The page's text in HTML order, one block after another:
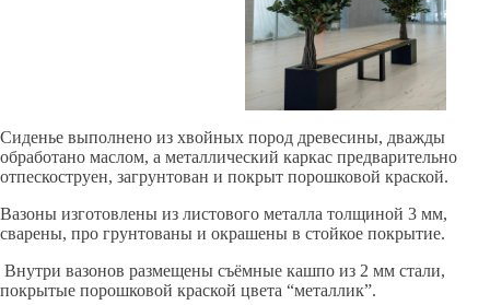
Сиденье выполнено из хвойных пород древесины, дважды
обработано маслом, а металлический каркас предварительно
отпескоструен, загрунтован и покрыт порошковой краской.
Вазоны изготовлены из листового металла толщиной 3 мм,
сварены, про грунтованы и окрашены в стойкое покрытие.
Внутри вазонов размещены съёмные кашпо из 2 мм стали,
покрытые порошковой краской цвета “металлик”.